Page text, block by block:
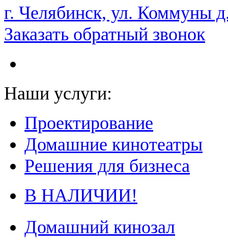
НАМ ДОВЕРЯЮТ С 2003 ГОДА
г. Челябинск, ул. Коммуны
Заказать обратный звонок
Наши услуги:
Проектирование
Домашние кинотеатры
Решения для бизнеса
В НАЛИЧИИ!
Домашний кинозал